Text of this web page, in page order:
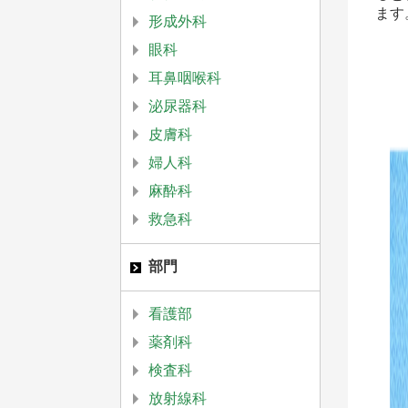
ます
形成外科
眼科
耳鼻咽喉科
泌尿器科
皮膚科
婦人科
麻酔科
救急科
部門
看護部
薬剤科
検査科
放射線科